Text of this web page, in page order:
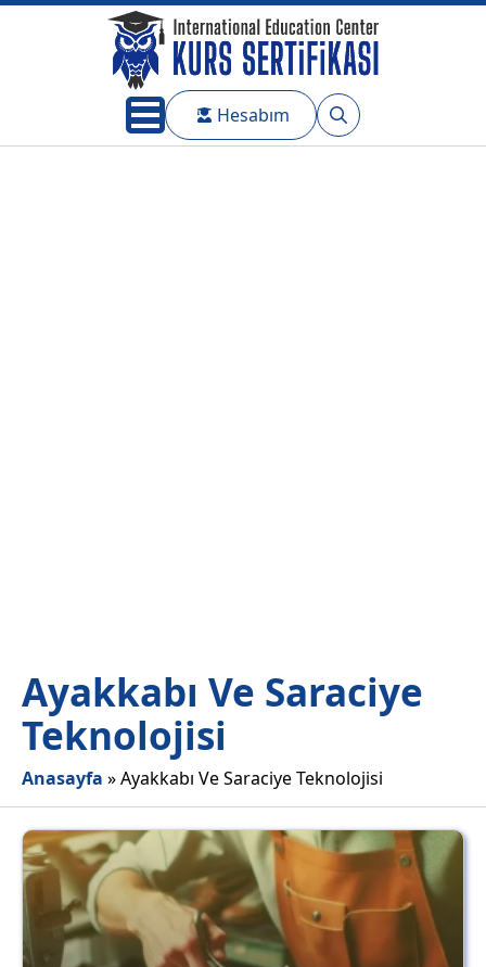
Hesabım
Search
Ayakkabı Ve Saraciye
Teknolojisi
Anasayfa »Ayakkabı Ve Saraciye Teknolojisi